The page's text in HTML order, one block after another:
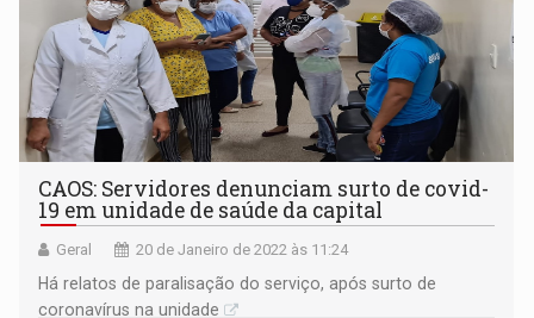
CAOS: Servidores denunciam surto de covid-
19 em unidade de saúde da capital
Geral 20 de Janeiro de 2022 às 11:24
Há relatos de paralisação do serviço, após surto de
coronavírus na unidade